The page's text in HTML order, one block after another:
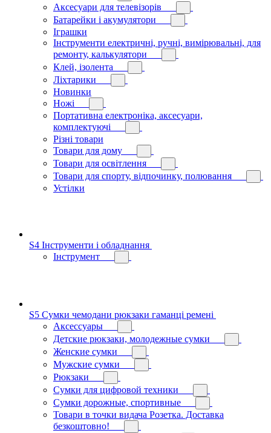
Аксесуари для телевізорів
Батарейки і акумулятори
Іграшки
Інструменти електричні, ручні, вимірювальні, для
ремонту, калькулятори
Клей, ізолента
Ліхтарики
Новинки
Ножі
Портативна електроніка, аксесуари,
комплектуючі
Різні товари
Товари для дому
Товари для освітлення
Товари для спорту, відпочинку, полювання
Устілки
S4 Інструменти і обладнання
Інструмент
S5 Сумки чемодани рюкзаки гаманці ремені
Аксессуары
Детские рюкзаки, молодежные сумки
Женские сумки
Мужские сумки
Рюкзаки
Сумки для цифровой техники
Сумки дорожные, спортивные
Товари в точки видача Розетка. Доставка
безкоштовно!